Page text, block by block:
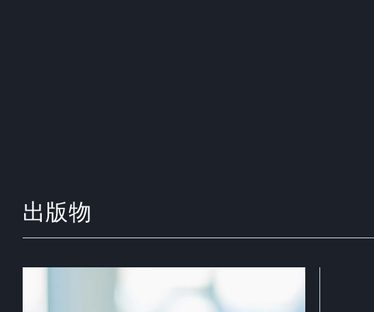
出版物